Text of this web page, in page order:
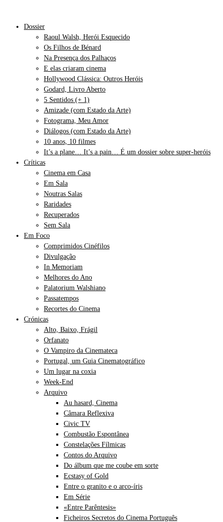
Dossier
Raoul Walsh, Herói Esquecido
Os Filhos de Bénard
Na Presença dos Palhaços
E elas criaram cinema
Hollywood Clássica: Outros Heróis
Godard, Livro Aberto
5 Sentidos (+ 1)
Amizade (com Estado da Arte)
Fotograma, Meu Amor
Diálogos (com Estado da Arte)
10 anos, 10 filmes
It’s a plane… It’s a pain… É um dossier sobre super-heróis
Críticas
Cinema em Casa
Em Sala
Noutras Salas
Raridades
Recuperados
Sem Sala
Em Foco
Comprimidos Cinéfilos
Divulgação
In Memoriam
Melhores do Ano
Palatorium Walshiano
Passatempos
Recortes do Cinema
Crónicas
Alto, Baixo, Frágil
Orfanato
O Vampiro da Cinemateca
Portugal, um Guia Cinematográfico
Um lugar na coxia
Week-End
Arquivo
Au hasard, Cinema
Câmara Reflexiva
Civic TV
Combustão Espontânea
Constelações Fílmicas
Contos do Arquivo
Do álbum que me coube em sorte
Ecstasy of Gold
Entre o granito e o arco-íris
Em Série
«Entre Parêntesis»
Ficheiros Secretos do Cinema Português